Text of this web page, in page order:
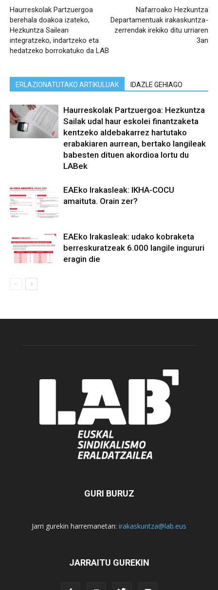
Haurreskolak Partzuergoa
berehala doakoa izateko,
Hezkuntza Sailean
integratzeko, indartzeko eta
hedatzeko borrokatuko da LAB
Nafarroako Hezkuntza
Departamentuak irakaskuntza-
zerrendak irekiko ditu urriaren
3an
ERLAZIONATUTAKO ARTIKULUAK IDAZLE GEHIAGO
Haurreskolak Partzuergoa: Hezkuntza
Sailak udal haur eskolei finantzaketa
kentzeko aldebakarrez hartutako
erabakiaren aurrean, bertako langileak
babesten dituen akordioa lortu du
LABek
EAEko Irakasleak: IKHA-COCU
amaituta. Orain zer?
EAEko Irakasleak: udako kobraketa
berreskuratzeak 6.000 langile ingururi
eragin die
GURI BURUZ
Jarri gurekin harremanetan: irakaskuntza@lab.eus
JARRAITU GUREKIN